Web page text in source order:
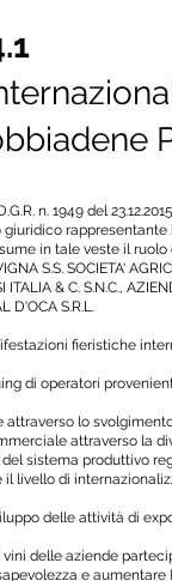
n. 1949 del
in tale veste il
S.S. SOCIETA'
& C. S.N.C.,
D'OCA S.R.L.
fieristiche
di operatori
lo
attraverso la
sistema produttivo
livello di
delle attività di
delle aziende
e